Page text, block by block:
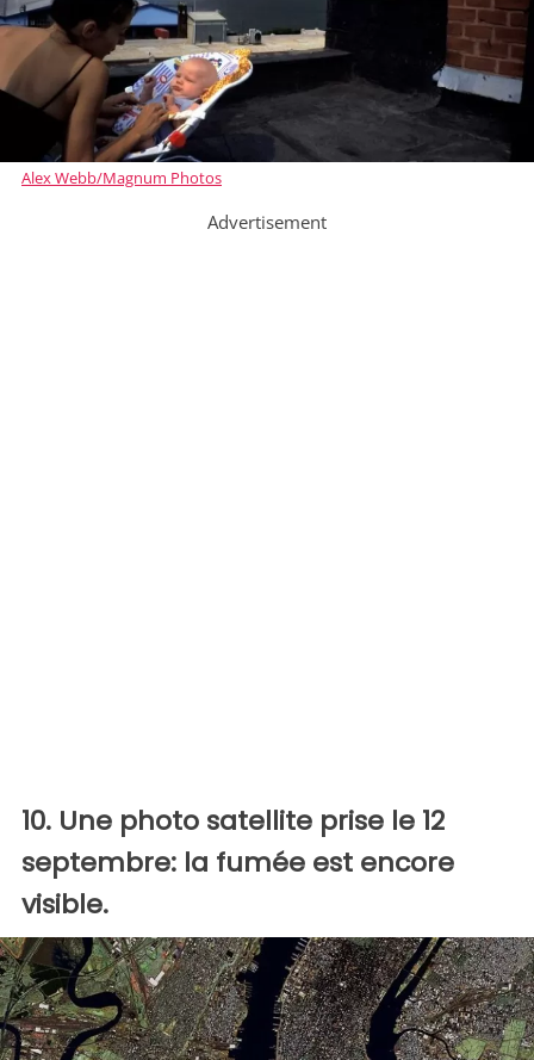
Alex Webb/Magnum Photos
Advertisement
10. Une photo satellite prise le 12
septembre: la fumée est encore
visible.